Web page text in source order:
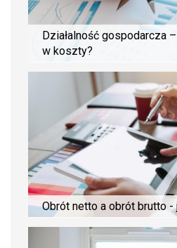
Działalność gospodarcza
w koszty?
Obrót netto a obrót brutto